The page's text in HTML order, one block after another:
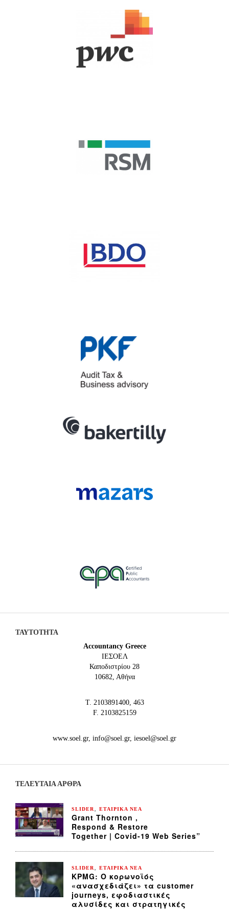
ΤΑΥΤΟΤΗΤΑ
Accountancy Greece
IEΣΟΕΛ
Καποδιστρίου 28
10682, Αθήνα
Τ. 2103891400, 463
F. 2103825159
www.soel.gr, info@soel.gr, iesoel@soel.gr
ΤΕΛΕΥΤΑΙΑ ΆΡΘΡΑ
SLIDER ΕΤΑΙΡΙΚΑ ΝΕΑ
Grant Thornton ,
Respond & Restore
Together | Covid-19 Web Series”
SLIDER ΕΤΑΙΡΙΚΑ ΝΕΑ
KPMG: Ο κορωνοϊός
«ανασχεδιάζει» τα customer
journeys, εφοδιαστικές
αλυσίδες και στρατηγικές